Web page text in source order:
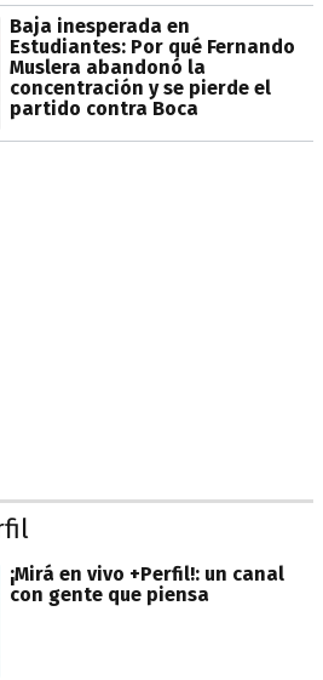
Baja inesperada en
Estudiantes: Por qué Fernando
Muslera abandonó la
concentración y se pierde el
partido contra Boca
¡Mirá en vivo +Perfil!: un canal
con gente que piensa